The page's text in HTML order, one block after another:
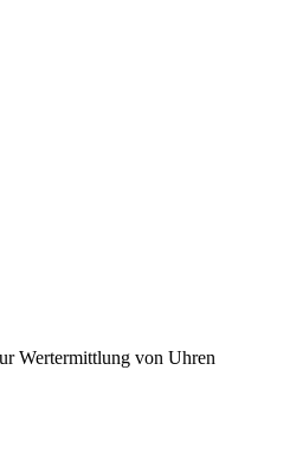
Wertermittlung von Uhren